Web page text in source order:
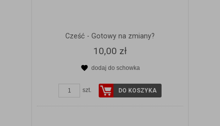
Cześć - Gotowy na zmiany?
10,00 zł
dodaj do schowka
szt. DO KOSZYKA